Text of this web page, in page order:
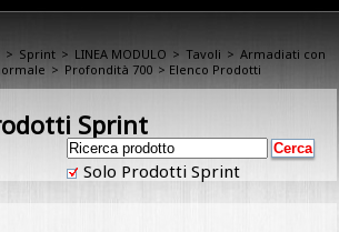
> Sprint > LINEA MODULO > Tavoli > Armadiati con
> Profondità 700 > Elenco Prodotti
Sprint
Solo Prodotti Sprint